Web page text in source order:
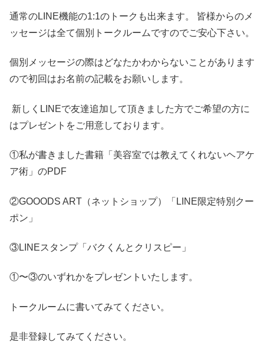
通常のLINE機能の1:1のトークも出来ます。 皆様からのメ
ッセージは全て個別トークルームですのでご安心下さい。
個別メッセージの際はどなたかわからないことがあります
ので初回はお名前の記載をお願いします。
新しくLINEで友達追加して頂きました方でご希望の方に
はプレゼントをご用意しております。
①私が書きました書籍「美容室では教えてくれないヘアケ
ア術」のPDF
②GOOODS ART（ネットショップ）「LINE限定特別クー
ポン」
③LINEスタンプ「バクくんとクリスピー」
①〜③のいずれかをプレゼントいたします。
トークルームに書いてみてください。
是非登録してみてください。